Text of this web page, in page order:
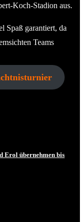
Koch-Stadion aus.
Spaß garantiert, da
Teams
Erol übernehmen bis